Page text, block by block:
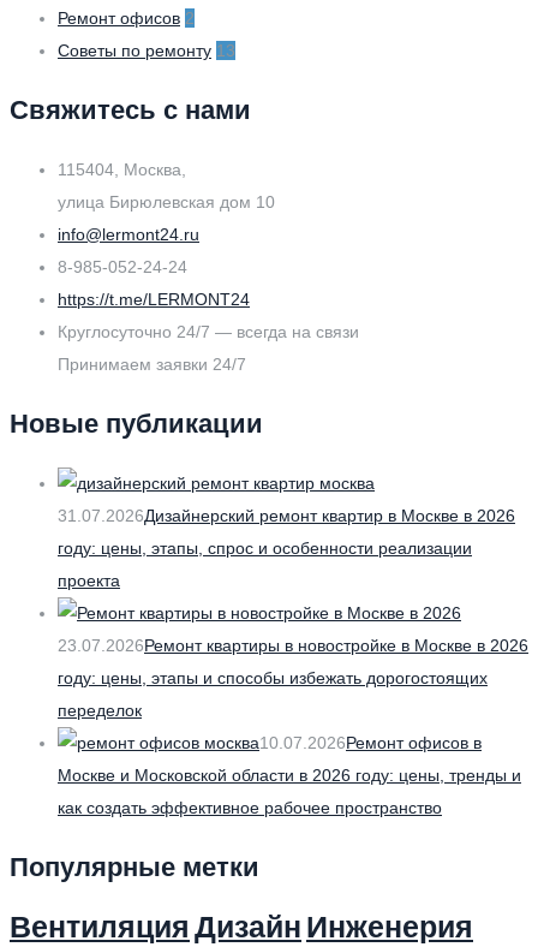
Ремонт офисов 2
Советы по ремонту 13
Свяжитесь с нами
115404, Москва,
улица Бирюлевская дом 10
info@lermont24.ru
8-985-052-24-24
https://t.me/LERMONT24
Круглосуточно 24/7 — всегда на связи
Принимаем заявки 24/7
Новые публикации
31.07.2026Дизайнерский ремонт квартир в Москве в 2026
году: цены, этапы, спрос и особенности реализации
проекта
23.07.2026Ремонт квартиры в новостройке в Москве в 2026
году: цены, этапы и способы избежать дорогостоящих
переделок
10.07.2026Ремонт офисов в
Москве и Московской области в 2026 году: цены, тренды и
как создать эффективное рабочее пространство
Популярные метки
Вентиляция Дизайн Инженерия